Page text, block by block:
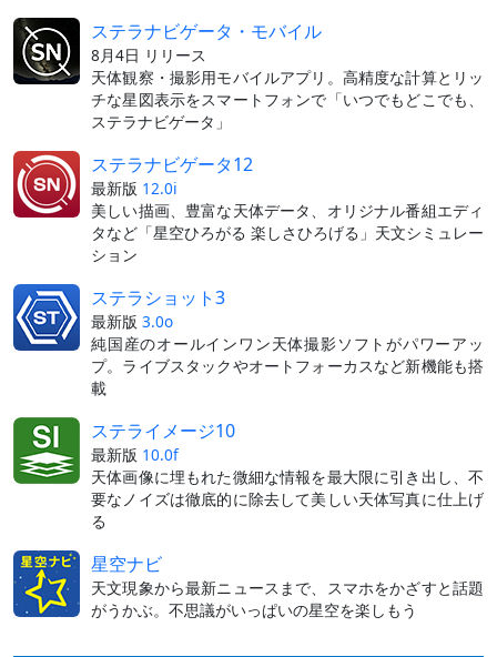
ステラナビゲータ・モバイル
8月4日 リリース
天体観察・撮影用モバイルアプリ。高精度な計算とリッ
チな星図表示をスマートフォンで「いつでもどこでも、
ステラナビゲータ」
ステラナビゲータ12
最新版 12.0i
美しい描画、豊富な天体データ、オリジナル番組エディ
タなど「星空ひろがる 楽しさひろげる」天文シミュレー
ション
ステラショット3
最新版 3.0o
純国産のオールインワン天体撮影ソフトがパワーアッ
プ。ライブスタックやオートフォーカスなど新機能も搭
載
ステライメージ10
最新版 10.0f
天体画像に埋もれた微細な情報を最大限に引き出し、不
要なノイズは徹底的に除去して美しい天体写真に仕上げ
る
星空ナビ
天文現象から最新ニュースまで、スマホをかざすと話題
がうかぶ。不思議がいっぱいの星空を楽しもう